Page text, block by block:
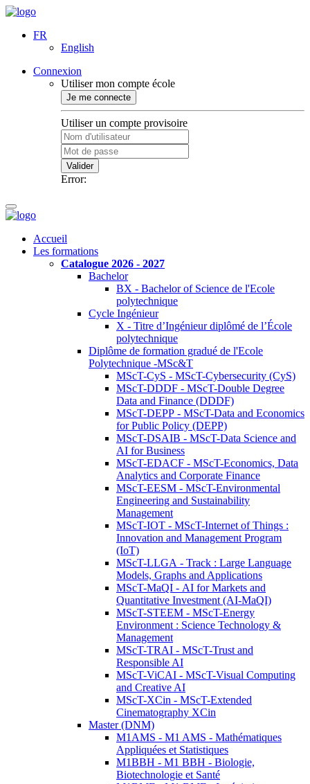
FR
English
Connexion
Utiliser mon compte école
Je me connecte
Utiliser un compte provisoire
Valider
Error:
Accueil
Les formations
Catalogue 2026 - 2027
Bachelor
BX - Bachelor of Science de l'Ecole
polytechnique
Cycle Ingénieur
X - Titre d’Ingénieur diplômé de l’École
polytechnique
Diplôme de formation gradué de l'Ecole
Polytechnique -MSc&T
MScT-CyS - MScT-Cybersecurity (CyS)
MScT-DDDF - MScT-Double Degree
Data and Finance (DDDF)
MScT-DEPP - MScT-Data and Economics
for Public Policy (DEPP)
MScT-DSAIB - MScT-Data Science and
AI for Business
MScT-EDACF - MScT-Economics, Data
Analytics and Corporate Finance
MScT-EESM - MScT-Environmental
Engineering and Sustainability
Management
MScT-IOT - MScT-Internet of Things :
Innovation and Management Program
(IoT)
MScT-LLGA - Track : Large Language
Models, Graphs and Applications
MScT-MaQI - AI for Markets and
Quantitative Investment (AI-MaQI)
MScT-STEEM - MScT-Energy
Environment : Science Technology &
Management
MScT-TRAI - MScT-Trust and
Responsible AI
MScT-ViCAI - MScT-Visual Computing
and Creative AI
MScT-XCin - MScT-Extended
Cinematography XCin
Master (DNM)
M1AMS - M1 AMS - Mathématiques
Appliquées et Statistiques
M1BBH - M1 BBH - Biologie,
Biotechnologie et Santé